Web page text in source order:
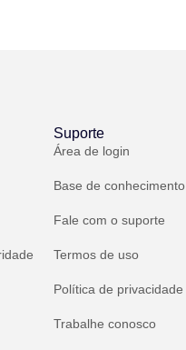
Suporte
Área de login
Base de conhecimento
Fale com o suporte
Termos de uso
Política de privacidade
Trabalhe conosco